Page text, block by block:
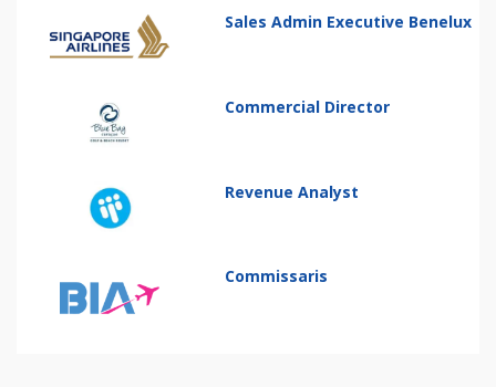
Sales Admin Executive Benelux
Commercial Director
Revenue Analyst
Commissaris